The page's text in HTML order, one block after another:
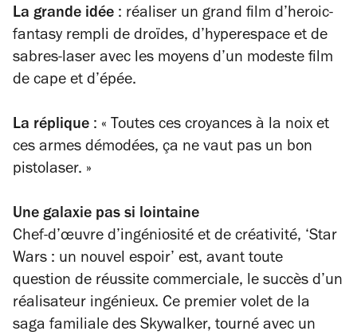
La grande idée : réaliser un grand film d’heroic-
fantasy rempli de droïdes, d’hyperespace et de
sabres-laser avec les moyens d’un modeste film
de cape et d’épée.
La réplique : « Toutes ces croyances à la noix et
ces armes démodées, ça ne vaut pas un bon
pistolaser. »
Une galaxie pas si lointaine
Chef-d’œuvre d’ingéniosité et de créativité, ‘Star
Wars : un nouvel espoir’ est, avant toute
question de réussite commerciale, le succès d’un
réalisateur ingénieux. Ce premier volet de la
saga familiale des Skywalker, tourné avec un